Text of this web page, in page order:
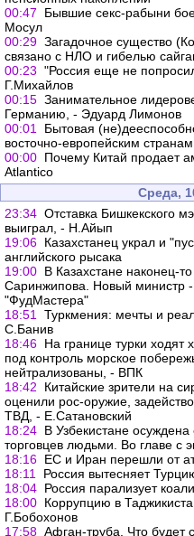
00:47
Бывшие секс-рабыни
Мосул
00:29 Загадочное существо
связано с НЛО и гибелью
00:23 "Россия еще не
Г.Михайлов
00:15 Занимательное
Германию, - Эдуард Лимонов
00:01
Бытовая
восточно-европейским
00:00 Почему Китай продает
Atlantico
Среда,
23:34 Отставка Бишкекского
выиграл, - Н.Айып
19:06 Казахстанец украл и
английского рысака
19:00 В Казахстане наконец-
Саринжипова. Новый министр
"ФудМастера"
18:51
Туркмения: мечты и
С.Банив
18:46 На границе турки ходят
под контроль морское
нейтрализованы, - ВПК
18:42
Китайские зрители на
оценили рос-оружие,
ТВД, - Е.Сатановский
18:24 В Узбекистане
торговцев людьми. Во главе с
18:16 ЕС и Иран перешли от
18:11
Россия вытесняет
18:04 Россия парализует
18:00 Коррупцию в
Г.Бобохонов
17:58 Афган-труба. Что будет